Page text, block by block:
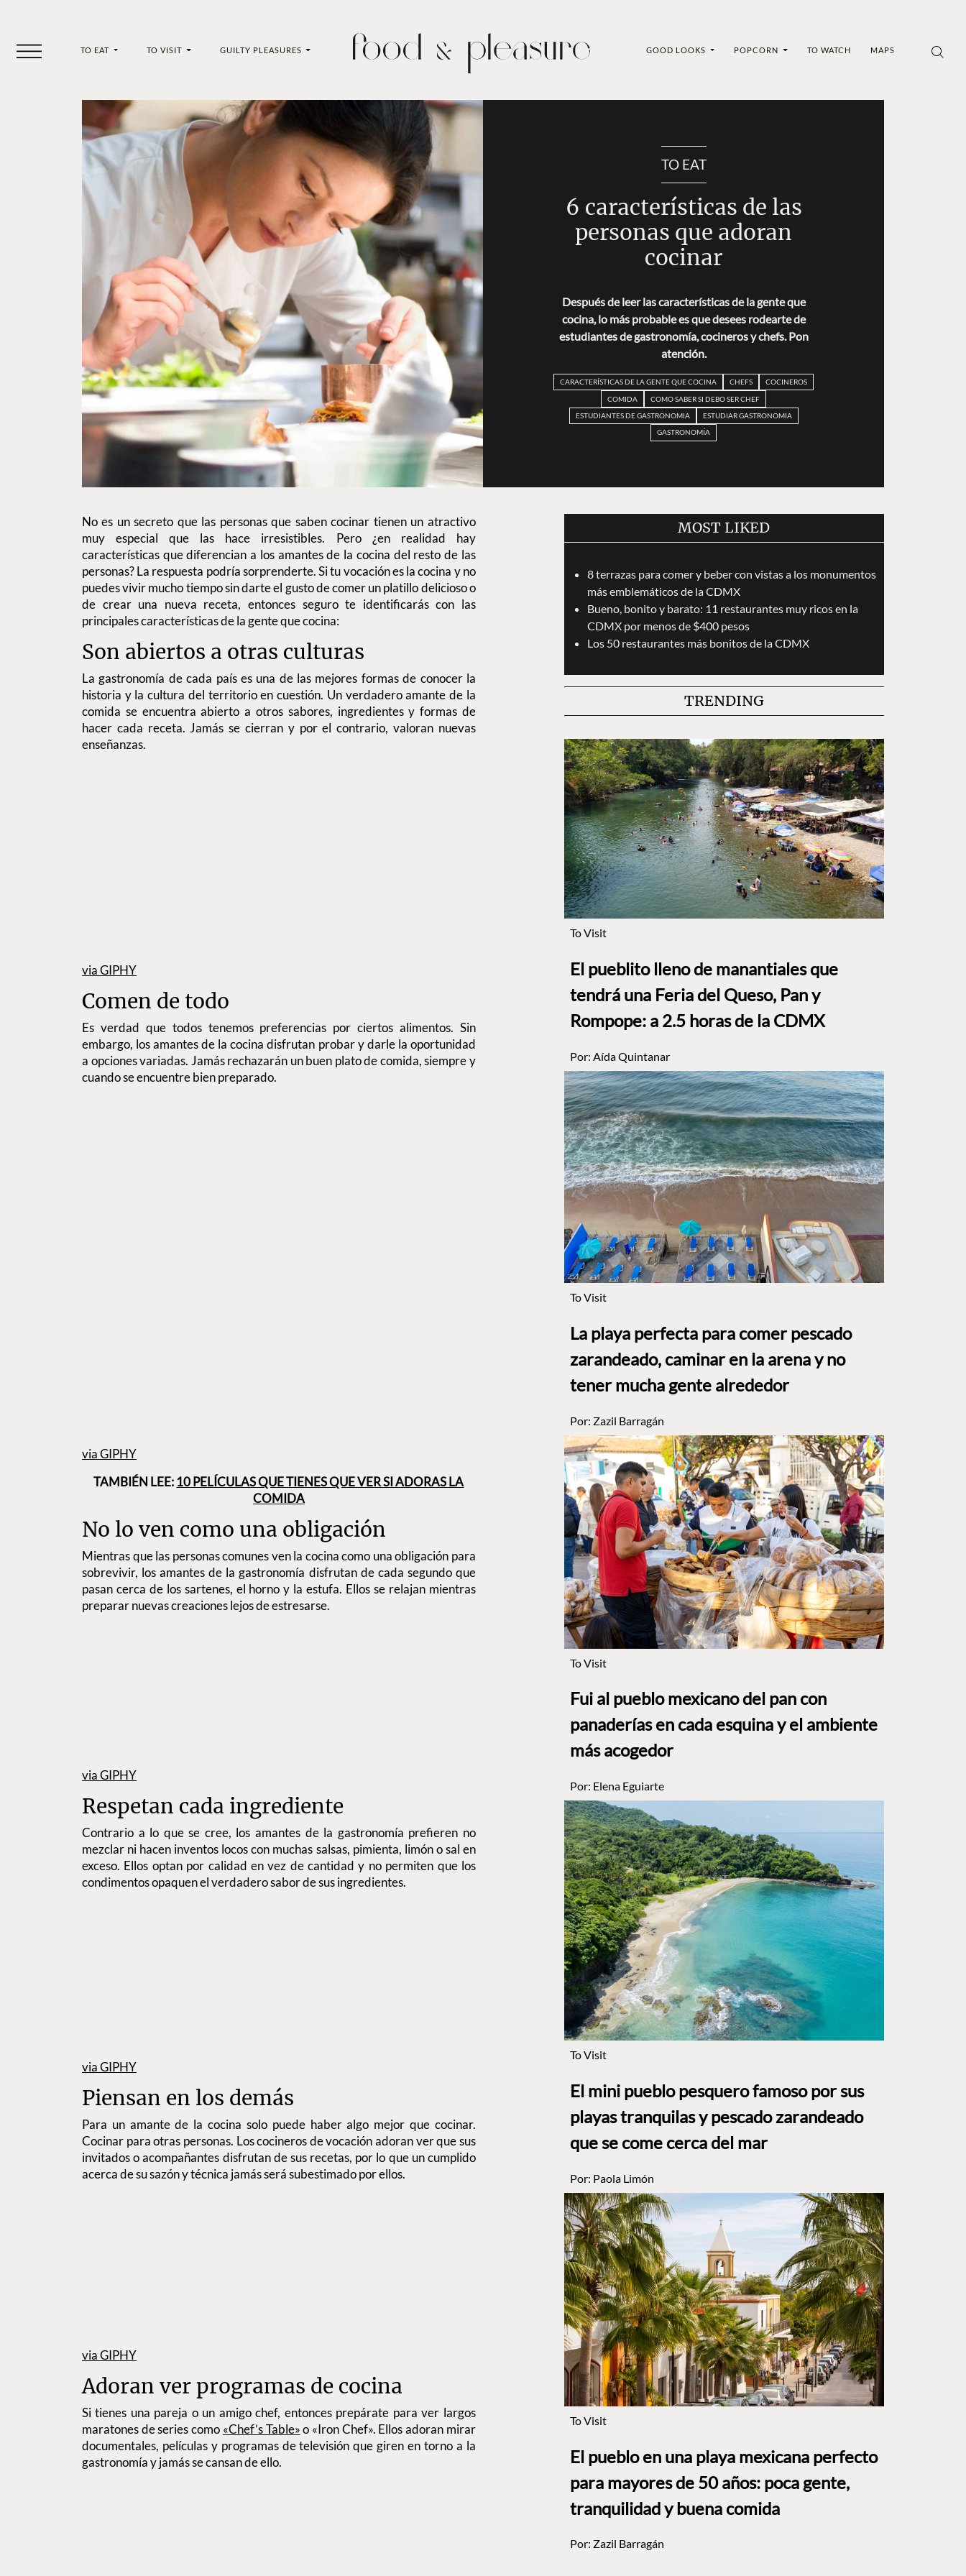
TO EAT TO VISIT GUILTY PLEASURES GOOD LOOKS POPCORN TO WATCH MAPS
TO EAT
6 características de las
personas que adoran
cocinar
Después de leer las características de la gente que
cocina, lo más probable es que desees rodearte de
estudiantes de gastronomía, cocineros y chefs. Pon
atención.
CARACTERÍSTICAS DE LA GENTE QUE COCINA CHEFS
COCINEROS
COMIDA
COMO SABER SI DEBO SER CHEF
ESTUDIANTES DE GASTRONOMIA
ESTUDIAR GASTRONOMIA
GASTRONOMÍA
No es un secreto que las personas que saben cocinar tienen un atractivo
muy especial que las hace irresistibles. Pero ¿en realidad hay
características que diferencian a los amantes de la cocina del resto de las
personas? La respuesta podría sorprenderte. Si tu vocación es la cocina y no
puedes vivir mucho tiempo sin darte el gusto de comer un platillo delicioso o
de crear una nueva receta, entonces seguro te identificarás con las
principales características de la gente que cocina:
Son abiertos a otras culturas
La gastronomía de cada país es una de las mejores formas de conocer la
historia y la cultura del territorio en cuestión. Un verdadero amante de la
comida se encuentra abierto a otros sabores, ingredientes y formas de
hacer cada receta. Jamás se cierran y por el contrario, valoran nuevas
enseñanzas.
via GIPHY
Comen de todo
Es verdad que todos tenemos preferencias por ciertos alimentos. Sin
embargo, los amantes de la cocina disfrutan probar y darle la oportunidad
a opciones variadas. Jamás rechazarán un buen plato de comida, siempre y
cuando se encuentre bien preparado.
via GIPHY
TAMBIÉN LEE:10 PELÍCULAS QUE TIENES QUE VER SI ADORAS LA
COMIDA
No lo ven como una obligación
Mientras que las personas comunes ven la cocina como una obligación para
sobrevivir, los amantes de la gastronomía disfrutan de cada segundo que
pasan cerca de los sartenes, el horno y la estufa. Ellos se relajan mientras
preparar nuevas creaciones lejos de estresarse.
via GIPHY
Respetan cada ingrediente
Contrario a lo que se cree, los amantes de la gastronomía prefieren no
mezclar ni hacen inventos locos con muchas salsas, pimienta, limón o sal en
exceso. Ellos optan por calidad en vez de cantidad y no permiten que los
condimentos opaquen el verdadero sabor de sus ingredientes.
via GIPHY
Piensan en los demás
Para un amante de la cocina solo puede haber algo mejor que cocinar.
Cocinar para otras personas. Los cocineros de vocación adoran ver que sus
invitados o acompañantes disfrutan de sus recetas, por lo que un cumplido
acerca de su sazón y técnica jamás será subestimado por ellos.
via GIPHY
Adoran ver programas de cocina
Si tienes una pareja o un amigo chef, entonces prepárate para ver largos
maratones de series como «Chef’s Table»o «Iron Chef». Ellos adoran mirar
documentales, películas y programas de televisión que giren en torno a la
gastronomía y jamás se cansan de ello.
MOST LIKED
8 terrazas para comer y beber con vistas a los monumentos
más emblemáticos de la CDMX
Bueno, bonito y barato: 11 restaurantes muy ricos en la
CDMX por menos de $400 pesos
Los 50 restaurantes más bonitos de la CDMX
TRENDING
To Visit
El pueblito lleno de manantiales que
tendrá una Feria del Queso, Pan y
Rompope: a 2.5 horas de la CDMX
Por: Aída Quintanar
To Visit
La playa perfecta para comer pescado
zarandeado, caminar en la arena y no
tener mucha gente alrededor
Por: Zazil Barragán
To Visit
Fui al pueblo mexicano del pan con
panaderías en cada esquina y el ambiente
más acogedor
Por: Elena Eguiarte
To Visit
El mini pueblo pesquero famoso por sus
playas tranquilas y pescado zarandeado
que se come cerca del mar
Por: Paola Limón
To Visit
El pueblo en una playa mexicana perfecto
para mayores de 50 años: poca gente,
tranquilidad y buena comida
Por: Zazil Barragán